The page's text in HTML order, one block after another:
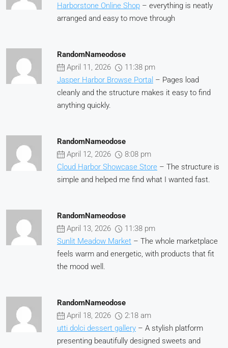
Harborstone Online Shop – everything is neatly
arranged and easy to move through
RandomNameodose
April 11, 2026
11:38 pm
Jasper Harbor Browse Portal – Pages load
cleanly and the structure makes it easy to find
anything quickly.
RandomNameodose
April 12, 2026
8:08 pm
Cloud Harbor Showcase Store – The structure is
simple and helped me find what I wanted fast.
RandomNameodose
April 13, 2026
11:38 pm
Sunlit Meadow Market – The whole marketplace
feels warm and energetic, with products that fit
the mood well.
RandomNameodose
April 18, 2026
2:18 am
utti dolci dessert gallery – A stylish platform
presenting beautifully designed sweets and